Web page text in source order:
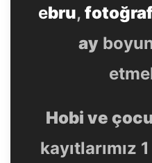
ebru,
ay
Hobi ve
kayıtlarımız